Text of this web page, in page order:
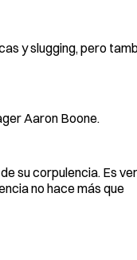
y slugging, pero
Aaron Boone.
su corpulencia. Es
no hace más que